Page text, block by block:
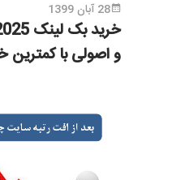
28 آبان 1399
و اصولی با کمترین